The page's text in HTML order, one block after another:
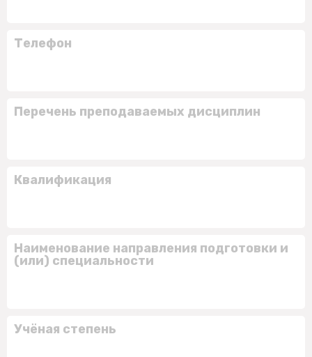
Телефон
Перечень преподаваемых дисциплин
Квалификация
Наименование направления подготовки и
(или) специальности
Учёная степень